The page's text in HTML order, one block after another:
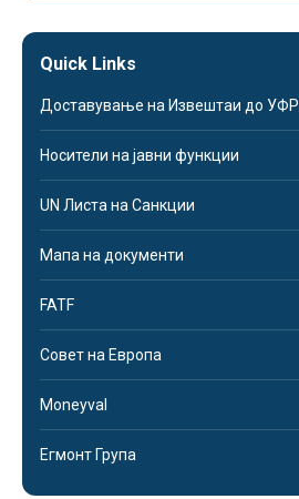
Quick Links
Доставување на Извештаи до УФР
Носители на јавни функции
UN Листа на Санкции
Мапа на документи
FATF
Совет на Европа
Moneyval
Егмонт Група